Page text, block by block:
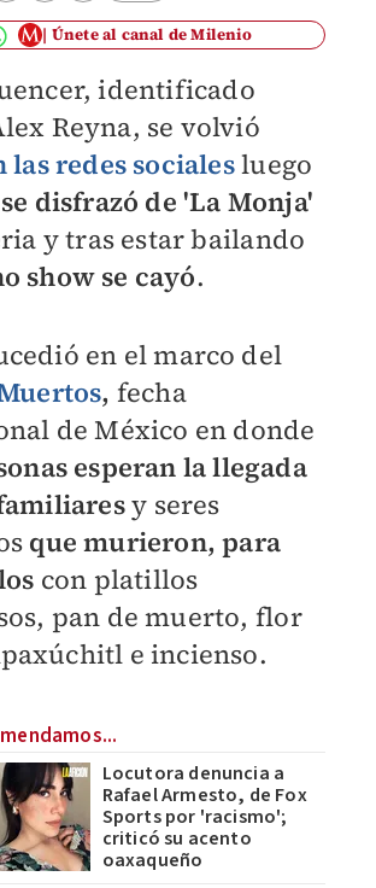
Únete al canal de Milenio
identificado
Reyna, se volvió
las redes socialesluego
se disfrazó de 'La Monja'
y tras estar bailando
show se cayó.
en el marco del
, fecha
de México en donde
esperan la llegada
y seres
que murieron, para
con platillos
pan de muerto, flor
e incienso.
Locutora denuncia a
Rafael Armesto, de Fox
Sports por 'racismo';
criticó su acento
oaxaqueño